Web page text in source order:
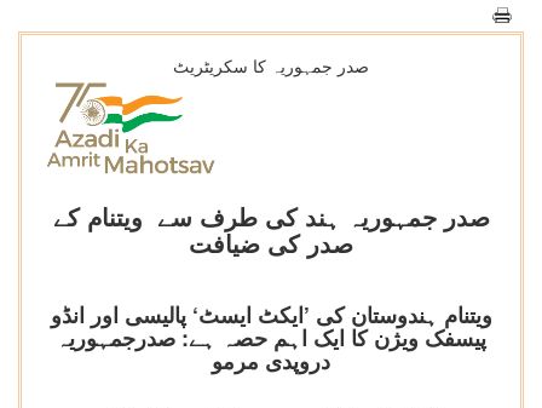
صدر جمہوریہ کا سکریٹریٹ
صدر جمہوریہ ہند کی طرف سے ویتنام کے
صدر کی ضیافت
ویتنام ہندوستان کی ’ایکٹ ایسٹ‘ پالیسی اور انڈو
پیسفک ویژن کا ایک اہم حصہ ہے: صدرجمہوریہ
دروپدی مرمو